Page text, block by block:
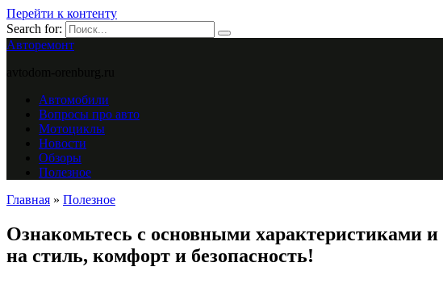
Перейти к контенту
Search for:
Авторемонт
Автомобили
Вопросы про авто
Мотоциклы
Новости
Обзоры
Полезное
Главная » Полезное
Ознакомьтесь с основными характеристиками
на стиль, комфорт и безопасность!